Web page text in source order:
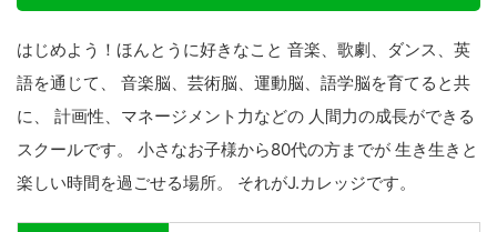
はじめよう！ほんとうに好きなこと 音楽、歌劇、ダンス、英
語を通じて、 音楽脳、芸術脳、運動脳、語学脳を育てると共
に、 計画性、マネージメント力などの 人間力の成長ができる
スクールです。 小さなお子様から80代の方までが 生き生きと
楽しい時間を過ごせる場所。 それがJ.カレッジです。